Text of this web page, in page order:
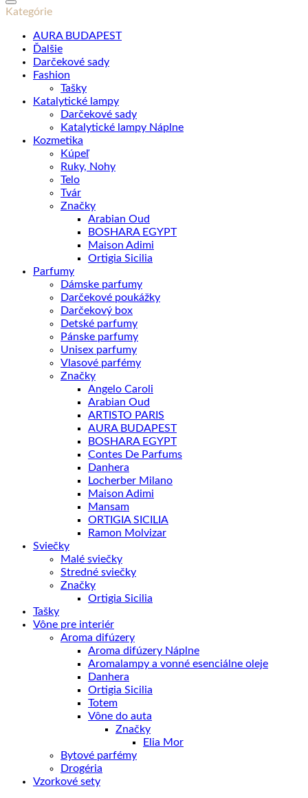
CHERRY
(černá
třešeň),
500
ml
Kategórie
AURA BUDAPEST
Ďalšie
Darčekové sady
Fashion
Tašky
Katalytické lampy
Darčekové sady
Katalytické lampy Náplne
Kozmetika
Kúpeľ
Ruky, Nohy
Telo
Tvár
Značky
Arabian Oud
BOSHARA EGYPT
Maison Adimi
Ortigia Sicilia
Parfumy
Dámske parfumy
Darčekové poukážky
Darčekový box
Detské parfumy
Pánske parfumy
Unisex parfumy
Vlasové parfémy
Značky
Angelo Caroli
Arabian Oud
ARTISTO PARIS
AURA BUDAPEST
BOSHARA EGYPT
Contes De Parfums
Danhera
Locherber Milano
Maison Adimi
Mansam
ORTIGIA SICILIA
Ramon Molvizar
Sviečky
Malé sviečky
Stredné sviečky
Značky
Ortigia Sicilia
Tašky
Vône pre interiér
Aroma difúzery
Aroma difúzery Náplne
Aromalampy a vonné esenciálne oleje
Danhera
Ortigia Sicilia
Totem
Vône do auta
Značky
Elia Mor
Bytové parfémy
Drogéria
Vzorkové sety